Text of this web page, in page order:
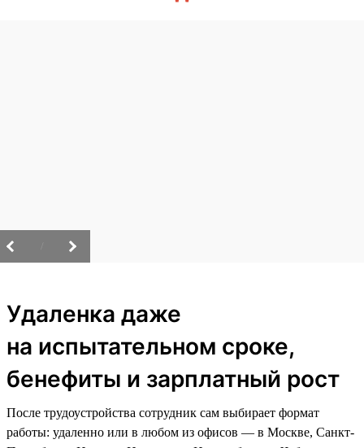
Удаленка даже
на испытательном сроке,
бенефиты и зарплатный рост
После трудоустройства сотрудник сам выбирает формат
работы: удаленно или в любом из офисов — в Москве, Санкт-